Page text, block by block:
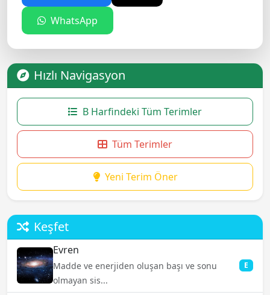
WhatsApp
Hızlı Navigasyon
B Harfindeki Tüm Terimler
Tüm Terimler
Yeni Terim Öner
Keşfet
Evren
Madde ve enerjiden oluşan başı ve sonu
olmayan sis...
E